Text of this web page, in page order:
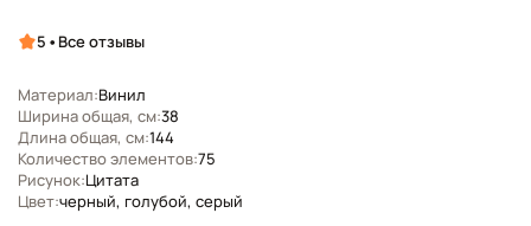
5 • Все отзывы
Материал:Винил
Ширина общая, см:38
Длина общая, см:144
Количество элементов:75
Рисунок:Цитата
Цвет:черный, голубой, серый